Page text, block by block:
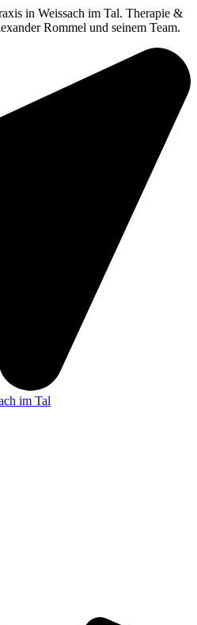
in Weissach im Tal. Therapie &
Rommel und seinem Team.
im Tal